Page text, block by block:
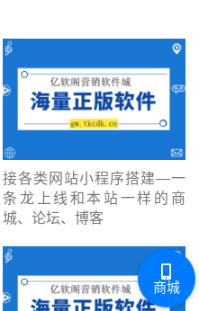
接各类网站小程序搭建—一
条龙上线和本站一样的商
城、论坛、博客
商城